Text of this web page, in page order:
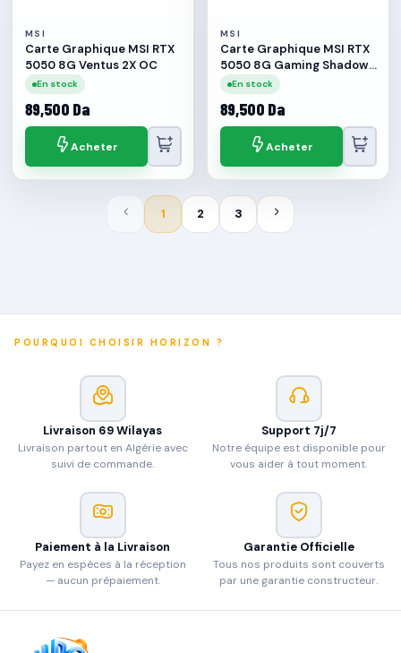
MSI
Carte Graphique MSI RTX
5050 8G Ventus 2X OC
En stock
89,500 Da
Acheter
MSI
Carte Graphique MSI RTX
5050 8G Gaming Shadow
OCEn stock
89,500 Da
Acheter
1 2 3
POURQUOI CHOISIR HORIZON ?
Livraison 69 Wilayas
Livraison partout en Algérie avec
suivi de commande.
Support 7j/7
Notre équipe est disponible pour
vous aider à tout moment.
Paiement à la Livraison
Payez en espèces à la réception
— aucun prépaiement.
Garantie Officielle
Tous nos produits sont couverts
par une garantie constructeur.